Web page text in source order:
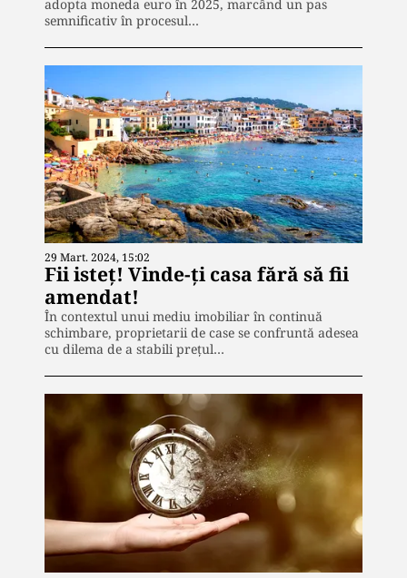
adopta moneda euro în 2025, marcând un pas
semnificativ în procesul…
29 Mart. 2024, 15:02
Fii isteț! Vinde-ți casa fără să fii
amendat!
În contextul unui mediu imobiliar în continuă
schimbare, proprietarii de case se confruntă adesea
cu dilema de a stabili prețul…